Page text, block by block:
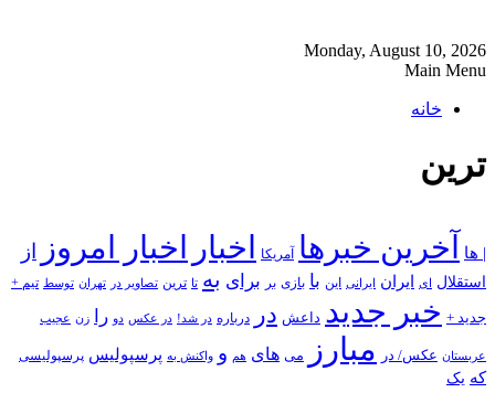
Monday, August 10, 2026
Main Menu
خانه
ترین
| ها آخرین خبرها آمریکا اخبار اخبار امروز از
استقلال ای ایران ایرانی این با بازی بر برای به تا ترین تصاویر در تهران توسط تیم +
جدید + خبر جدید داعش در درباره در شد! در عکس دو را زن عجیب
عربستان عکس/ در مبارز می های هم و واکنش به پرسپولیس پرسپولیسی
که یک